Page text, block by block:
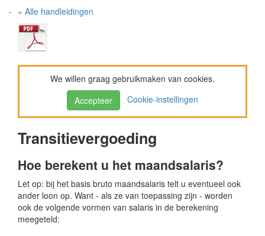
« Alle handleidingen
We willen graag gebruikmaken van cookies.
Accepteer
Cookie-instellingen
Transitievergoeding
Hoe berekent u het maandsalaris?
Let op: bij het basis bruto maandsalaris telt u eventueel ook
ander loon op. Want - als ze van toepassing zijn - worden
ook de volgende vormen van salaris in de berekening
meegeteld: